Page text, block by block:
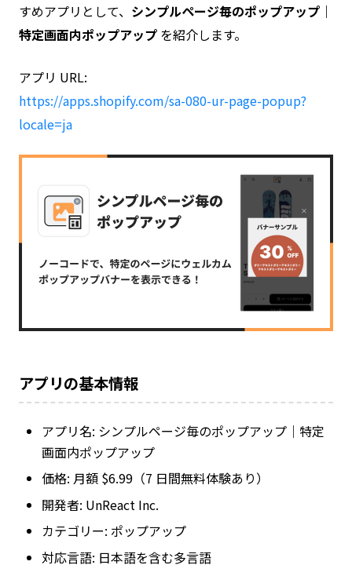
すめアプリとして、 シンプルページ毎のポップアップ｜
特定画面内ポップアップ を紹介します。
アプリ URL:
https://apps.shopify.com/sa-080-ur-page-popup?
locale=ja
アプリの基本情報
アプリ名: シンプルページ毎のポップアップ｜特定
画面内ポップアップ
価格: 月額 $6.99（7 日間無料体験あり）
開発者: UnReact Inc.
カテゴリー: ポップアップ
対応言語: 日本語を含む多言語